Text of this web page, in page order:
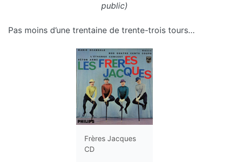
public)
Pas moins d’une trentaine de trente-trois tours…
Frères Jacques
CD